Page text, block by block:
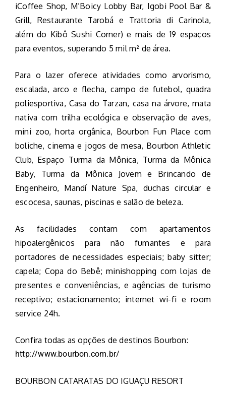
iCoffee Shop, M’Boicy Lobby Bar, Igobi Pool Bar &
Grill, Restaurante Tarobá e Trattoria di Carinola,
além do Kibô Sushi Corner) e mais de 19 espaços
para eventos, superando 5 mil m² de área.
Para o lazer oferece atividades como arvorismo,
escalada, arco e flecha, campo de futebol, quadra
poliesportiva, Casa do Tarzan, casa na árvore, mata
nativa com trilha ecológica e observação de aves,
mini zoo, horta orgânica, Bourbon Fun Place com
boliche, cinema e jogos de mesa, Bourbon Athletic
Club, Espaço Turma da Mônica, Turma da Mônica
Baby, Turma da Mônica Jovem e Brincando de
Engenheiro, Mandí Nature Spa, duchas circular e
escocesa, saunas, piscinas e salão de beleza.
As facilidades contam com apartamentos
hipoalergênicos para não fumantes e para
portadores de necessidades especiais; baby sitter;
capela; Copa do Bebê; minishopping com lojas de
presentes e conveniências, e agências de turismo
receptivo; estacionamento; internet wi-fi e room
service 24h.
Confira todas as opções de destinos Bourbon:
http://www.bourbon.com.br/
BOURBON CATARATAS DO IGUAÇU RESORT